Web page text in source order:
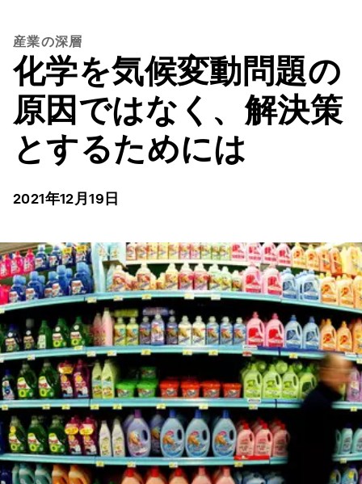
産業の深層
化学を気候変動問題の
原因ではなく、解決策
とするためには
2021年12月19日